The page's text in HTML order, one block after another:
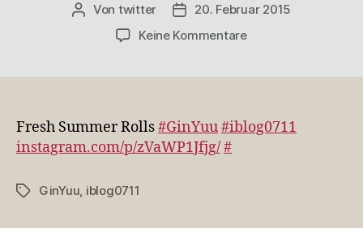
Beitragsautor
Von twitter Veröffentlichungsdatum
20. Februar 2015
Keine Kommentarezu
#iblog0711
Fresh Summer Rolls#GinYuu#iblog0711
instagram.com/p/zVaWP1Jfjg/#
Schlagwörter
GinYuu iblog0711